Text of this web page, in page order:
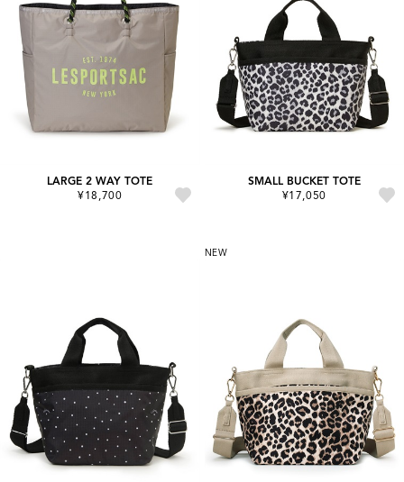
LARGE 2 WAY TOTE
¥18,700
SMALL BUCKET TOTE
¥17,050
NEW